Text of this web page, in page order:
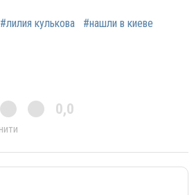
#лилия кулькова #нашли в киеве
0,0